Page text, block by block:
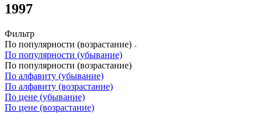
1997
Фильтр
По популярности (возрастание)
По популярности (убывание)
По популярности (возрастание)
По алфавиту (убывание)
По алфавиту (возрастание)
По цене (убывание)
По цене (возрастание)